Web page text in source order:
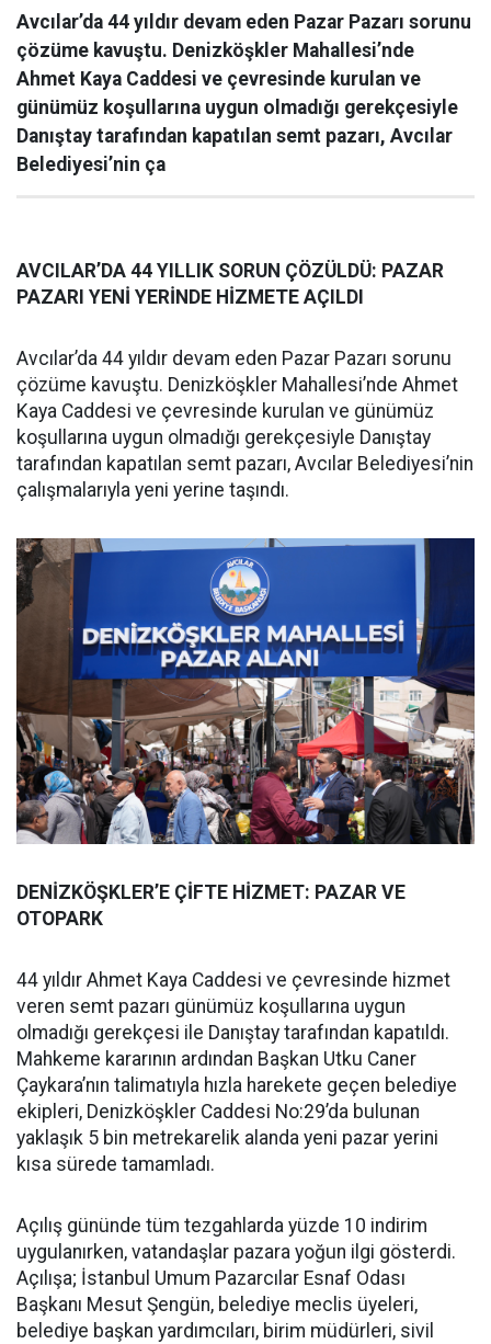
Avcılar’da 44 yıldır devam eden Pazar Pazarı sorunu
çözüme kavuştu. Denizköşkler Mahallesi’nde
Ahmet Kaya Caddesi ve çevresinde kurulan ve
günümüz koşullarına uygun olmadığı gerekçesiyle
Danıştay tarafından kapatılan semt pazarı, Avcılar
Belediyesi’nin ça
AVCILAR’DA 44 YILLIK SORUN ÇÖZÜLDÜ: PAZAR
PAZARI YENİ YERİNDE HİZMETE AÇILDI
Avcılar’da 44 yıldır devam eden Pazar Pazarı sorunu
çözüme kavuştu. Denizköşkler Mahallesi’nde Ahmet
Kaya Caddesi ve çevresinde kurulan ve günümüz
koşullarına uygun olmadığı gerekçesiyle Danıştay
tarafından kapatılan semt pazarı, Avcılar Belediyesi’nin
çalışmalarıyla yeni yerine taşındı.
DENİZKÖŞKLER’E ÇİFTE HİZMET: PAZAR VE
OTOPARK
44 yıldır Ahmet Kaya Caddesi ve çevresinde hizmet
veren semt pazarı günümüz koşullarına uygun
olmadığı gerekçesi ile Danıştay tarafından kapatıldı.
Mahkeme kararının ardından Başkan Utku Caner
Çaykara’nın talimatıyla hızla harekete geçen belediye
ekipleri, Denizköşkler Caddesi No:29’da bulunan
yaklaşık 5 bin metrekarelik alanda yeni pazar yerini
kısa sürede tamamladı.
Açılış gününde tüm tezgahlarda yüzde 10 indirim
uygulanırken, vatandaşlar pazara yoğun ilgi gösterdi.
Açılışa; İstanbul Umum Pazarcılar Esnaf Odası
Başkanı Mesut Şengün, belediye meclis üyeleri,
belediye başkan yardımcıları, birim müdürleri, sivil